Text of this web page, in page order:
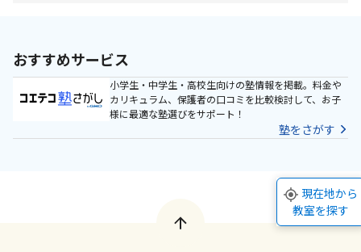
現在地から
教室を探す
おすすめサービス
小学生・中学生・高校生向けの塾情報を掲載。料金や
カリキュラム、保護者の口コミを比較検討して、お子
様に最適な塾選びをサポート！
塾をさがす